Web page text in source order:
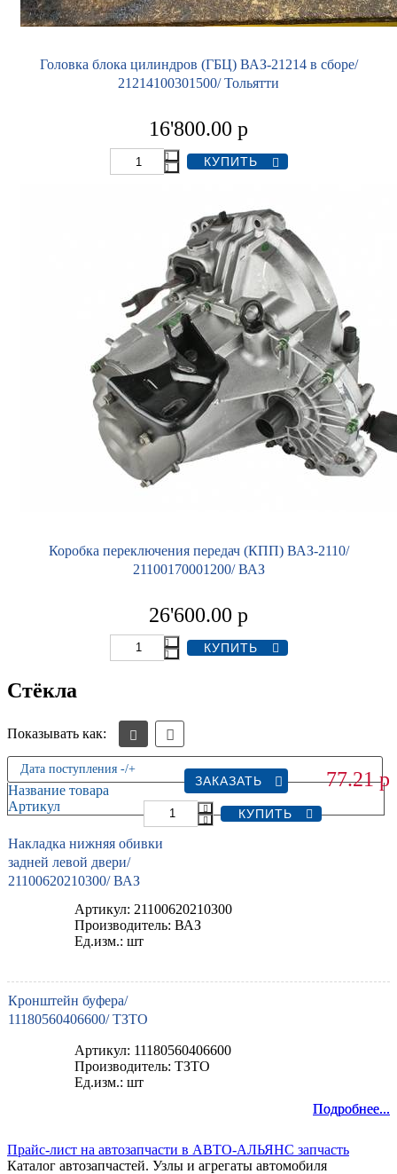
Головка блока цилиндров (ГБЦ) ВАЗ-21214 в сборе/
21214100301500/ Тольятти
16'800.00 р
Коробка переключения передач (КПП) ВАЗ-2110/
21100170001200/ ВАЗ
26'600.00 р
Стёкла
Показывать как:
Дата поступления -/+
Название товара
Артикул
Накладка нижняя обивки
задней левой двери/
21100620210300/ ВАЗ
Артикул: 21100620210300
Производитель: ВАЗ
Ед.изм.: шт
Подробнее...
77.21р
Кронштейн буфера/
11180560406600/ ТЗТО
Артикул: 11180560406600
Производитель: ТЗТО
Ед.изм.: шт
Подробнее...
ЗАКАЗАТЬ
Прайс-лист на автозапчасти в АВТО-АЛЬЯНС запчасть
Каталог автозапчастей. Узлы и агрегаты автомобиля